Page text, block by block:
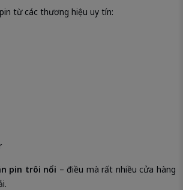
từ các thương hiệu uy tín:
pin trôi nổi – điều mà rất nhiều cửa hàng